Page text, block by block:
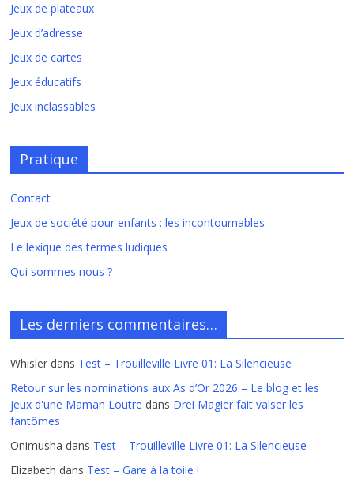
Jeux de plateaux
Jeux d’adresse
Jeux de cartes
Jeux éducatifs
Jeux inclassables
Pratique
Contact
Jeux de société pour enfants : les incontournables
Le lexique des termes ludiques
Qui sommes nous ?
Les derniers commentaires…
Whisler dans Test – Trouilleville Livre 01: La Silencieuse
Retour sur les nominations aux As d’Or 2026 – Le blog et les
jeux d'une Maman Loutre dans Drei Magier fait valser les
fantômes
Onimusha dans Test – Trouilleville Livre 01: La Silencieuse
Elizabeth dans Test – Gare à la toile !